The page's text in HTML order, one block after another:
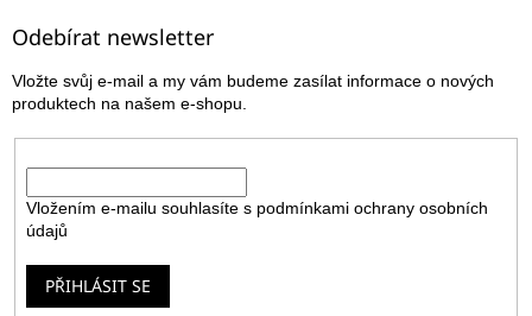
Odebírat newsletter
Vložte svůj e-mail a my vám budeme zasílat informace o nových
produktech na našem e-shopu.
Vložením e-mailu souhlasíte s podmínkami ochrany osobních
údajů
PŘIHLÁSIT SE